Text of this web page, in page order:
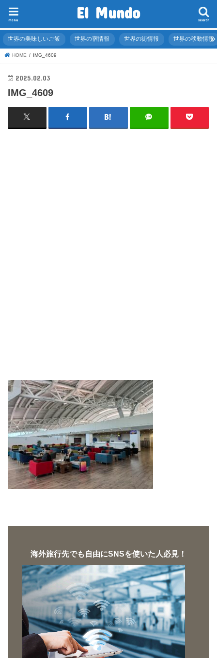
El Mundo search
menu
世界の美味しいご飯 世界の宿情報 世界の街情報 世界の移動情報
HOME IMG_4609
2025.02.03
IMG_4609
海外旅行先でも自由にSNSを使いた人必見！